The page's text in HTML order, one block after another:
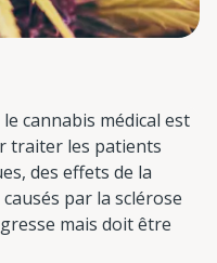
cannabis médical est
traiter les patients
des effets de la
par la sclérose
mais doit être